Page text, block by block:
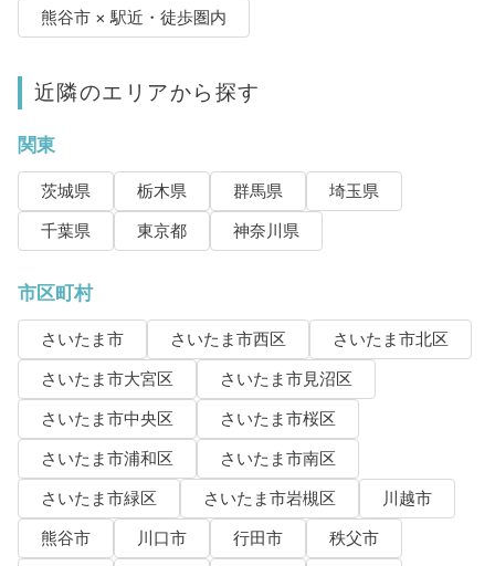
熊谷市 × 駅近・徒歩圏内
近隣のエリアから探す
関東
茨城県 栃木県 群馬県
埼玉県
千葉県
東京都 神奈川県
市区町村
さいたま市 さいたま市西区
さいたま市北区
さいたま市大宮区
さいたま市見沼区
さいたま市中央区
さいたま市桜区
さいたま市浦和区
さいたま市南区
さいたま市緑区
さいたま市岩槻区
川越市
熊谷市
川口市 行田市
秩父市